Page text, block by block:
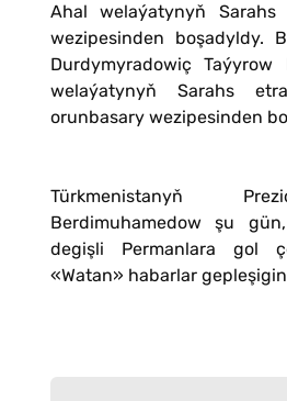
Ahal welaýatynyň
wezipesinden boşadyldy.
Durdymyradowiç
welaýatynyň Sarahs
orunbasary wezipesinden
Türkmenistanyň
Berdimuhamedow şu
degişli Permanlara gol
«Watan» habarlar